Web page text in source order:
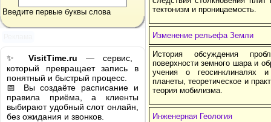
Введите первые буквы слова
✨ VisitTime.ru — сервис,
который превращает запись в
понятный и быстрый процесс.
📅 Вы создаёте расписание и
правила приёма, а клиенты
выбирают удобный слот онлайн,
без ожидания и звонков.
тектонизм и проницаемость.
Изменение рельефа Земли
История обсуждения
поверхности земного шара и
учения о геосинклиналях
планеты, теоретическое и
теория мобилизма.
Инженерная Геология